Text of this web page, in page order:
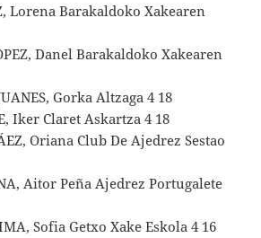
Lorena Barakaldoko Xakearen
Danel Barakaldoko Xakearen
Gorka Altzaga 4 18
Iker Claret Askartza 4 18
Oriana Club De Ajedrez Sestao
Aitor Peña Ajedrez Portugalete
Sofia Getxo Xake Eskola 4 16